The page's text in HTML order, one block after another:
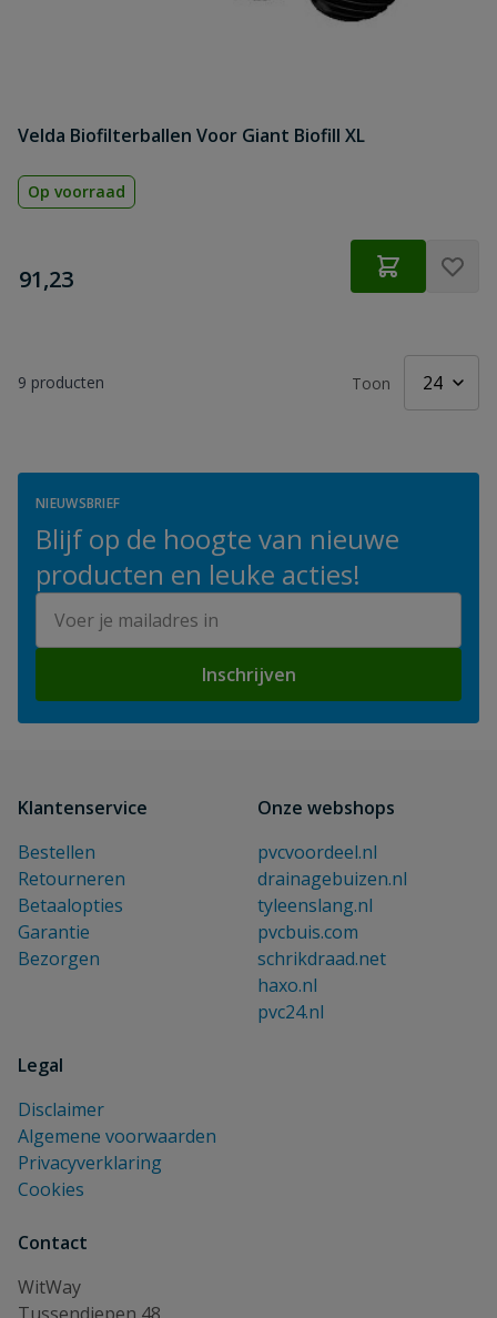
Velda Biofilterballen Voor Giant Biofill XL
Op voorraad
€
91,23
9 producten Toon
NIEUWSBRIEF
Blijf op de hoogte van nieuwe
producten en leuke acties!
Inschrijven
Klantenservice
Bestellen
Retourneren
Betaalopties
Garantie
Bezorgen
Onze webshops
pvcvoordeel.nl
drainagebuizen.nl
tyleenslang.nl
pvcbuis.com
schrikdraad.net
haxo.nl
pvc24.nl
Legal
Disclaimer
Algemene voorwaarden
Privacyverklaring
Cookies
Contact
WitWay